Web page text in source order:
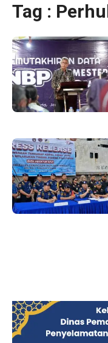
Tag :